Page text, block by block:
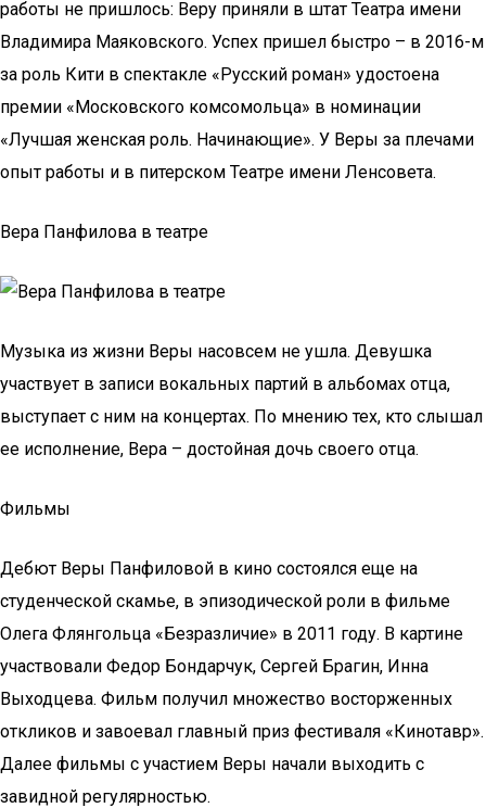
работы не пришлось: Веру приняли в штат Театра имени
Владимира Маяковского. Успех пришел быстро – в 2016-м
за роль Кити в спектакле «Русский роман» удостоена
премии «Московского комсомольца» в номинации
«Лучшая женская роль. Начинающие». У Веры за плечами
опыт работы и в питерском Театре имени Ленсовета.
Вера Панфилова в театре
Музыка из жизни Веры насовсем не ушла. Девушка
участвует в записи вокальных партий в альбомах отца,
выступает с ним на концертах. По мнению тех, кто слышал
ее исполнение, Вера – достойная дочь своего отца.
Фильмы
Дебют Веры Панфиловой в кино состоялся еще на
студенческой скамье, в эпизодической роли в фильме
Олега Флянгольца «Безразличие» в 2011 году. В картине
участвовали Федор Бондарчук, Сергей Брагин, Инна
Выходцева. Фильм получил множество восторженных
откликов и завоевал главный приз фестиваля «Кинотавр».
Далее фильмы с участием Веры начали выходить с
завидной регулярностью.